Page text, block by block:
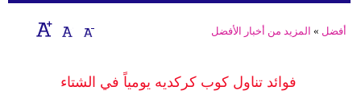
إقتصاد
وموسيقى
أفضل » المزيد من أخبار الأفضل
فوائد تناول كوب كركديه يومياً في الشتاء